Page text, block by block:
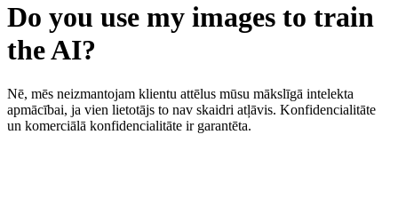
Do you use my images to train
the AI?
Nē, mēs neizmantojam klientu attēlus mūsu mākslīgā intelekta
apmācībai, ja vien lietotājs to nav skaidri atļāvis. Konfidencialitāte
un komerciālā konfidencialitāte ir garantēta.